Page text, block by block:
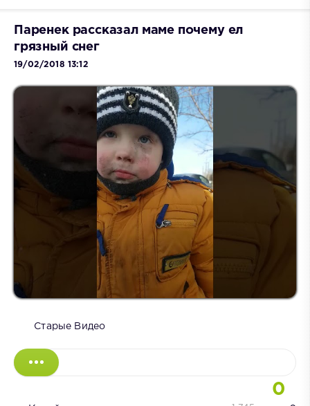
Паренек рассказал маме почему ел
грязный снег
19/02/2018 13:12
Старые Видео
0